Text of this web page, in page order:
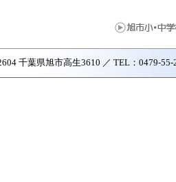
千葉県旭市高生3610 ／ TEL：0479-55-